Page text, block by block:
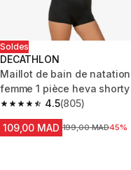
Soldes
DECATHLON
Maillot de bain de natation
femme 1 pièce heva
noir
4.5
4.5 out of 5 stars from 805
(805)
109,00 MAD Prix avant la
199,00 MAD45%